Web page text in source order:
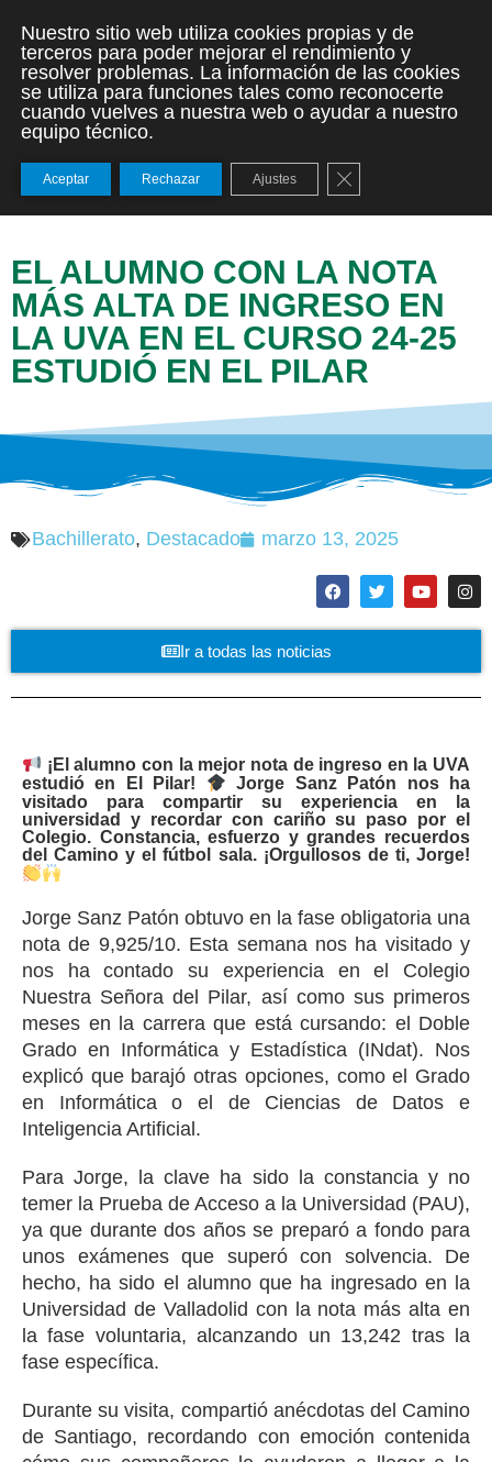
EL ALUMNO CON LA NOTA
MÁS ALTA DE INGRESO EN
LA UVA EN EL CURSO 24-25
ESTUDIÓ EN EL PILAR
Bachillerato, Destacado marzo 13, 2025
Ir a todas las noticias
¡El alumno con la mejor nota de ingreso en la UVA
estudió en El Pilar!
Jorge Sanz Patón nos ha
visitado para compartir su experiencia en la
universidad y recordar con cariño su paso por el
Colegio. Constancia, esfuerzo y grandes recuerdos
del Camino y el fútbol sala. ¡Orgullosos de ti, Jorge!
Jorge Sanz Patón obtuvo en la fase obligatoria una
nota de 9,925/10. Esta semana nos ha visitado y
nos ha contado su experiencia en el Colegio
Nuestra Señora del Pilar, así como sus primeros
meses en la carrera que está cursando: el Doble
Grado en Informática y Estadística (INdat). Nos
explicó que barajó otras opciones, como el Grado
en Informática o el de Ciencias de Datos e
Inteligencia Artificial.
Para Jorge, la clave ha sido la constancia y no
temer la Prueba de Acceso a la Universidad (PAU),
ya que durante dos años se preparó a fondo para
unos exámenes que superó con solvencia. De
hecho, ha sido el alumno que ha ingresado en la
Universidad de Valladolid con la nota más alta en
la fase voluntaria, alcanzando un 13,242 tras la
fase específica.
Durante su visita, compartió anécdotas del Camino
de Santiago, recordando con emoción contenida
Nuestro sitio web utiliza cookies propias y de
terceros para poder mejorar el rendimiento y
resolver problemas. La información de las cookies
se utiliza para funciones tales como reconocerte
cuando vuelves a nuestra web o ayudar a nuestro
equipo técnico.
Aceptar Rechazar Ajustes Cerrar el banner de